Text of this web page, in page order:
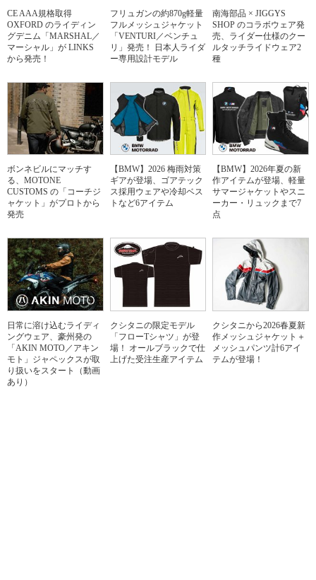
CE AAA規格取得
OXFORD のライディン
グデニム「MARSHAL／
マーシャル」が LINKS
から発売！
フリュガンの約870g軽量
フルメッシュジャケット
「VENTURI／ベンチュ
リ」発売！ 日本人ライダ
ー専用設計モデル
南海部品 × JIGGYS
SHOP のコラボウェア発
売、ライダー仕様のクー
ルタッチライドウェア2
種
ボンネビルにマッチす
る、MOTONE
CUSTOMS の「コーチジ
ャケット」がプロトから
発売
【BMW】2026 梅雨対策
ギアが登場、ゴアテック
ス採用ウェアや冷却ベス
トなど6アイテム
【BMW】2026年夏の新
作アイテムが登場、軽量
サマージャケットやスニ
ーカー・リュックまで7
点
日常に溶け込むライディ
ングウェア、豪州発の
「AKIN MOTO／アキン
モト」ジャペックスが取
り扱いをスタート（動画
あり）
クシタニの限定モデル
「フローTシャツ」が登
場！ オールブラックで仕
上げた受注生産アイテム
クシタニから2026春夏新
作メッシュジャケット＋
メッシュパンツ計6アイ
テムが登場！